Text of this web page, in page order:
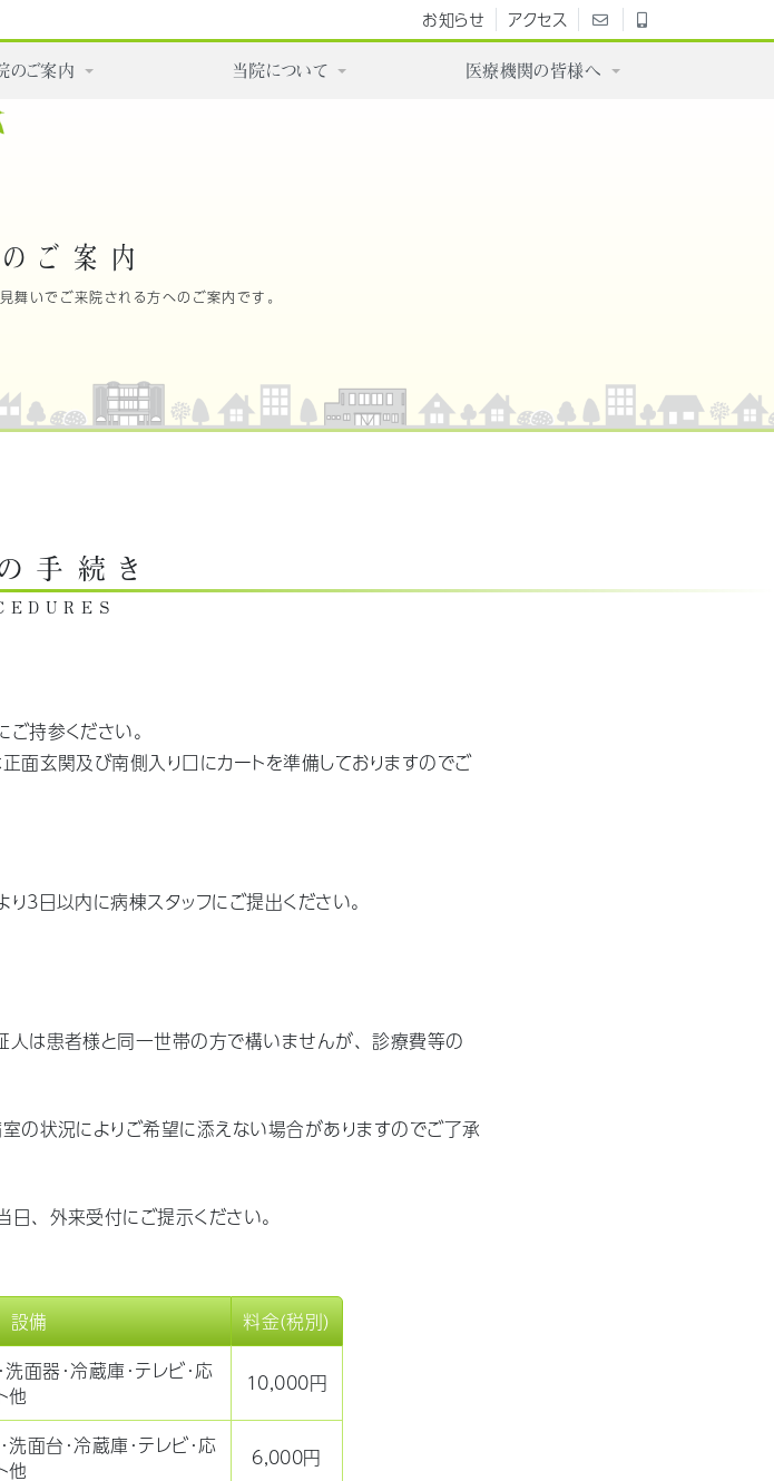
お知らせ アクセス
のご案内 当院について 医療機関の皆様へ
ご案内
舞いでご来院される方へのご案内です。
手続き
持参ください。
面玄関及び南側入り口にカートを準備しておりますのでご
3日以内に病棟スタッフにご提出ください。
は患者様と同一世帯の方で構いませんが、診療費等の
の状況によりご希望に添えない場合がありますのでご了承
、外来受付にご提示ください。
設備 料金（税別）
洗面器・冷蔵庫・テレビ・応
他
10,000円
洗面台・冷蔵庫・テレビ・応
他
6,000円